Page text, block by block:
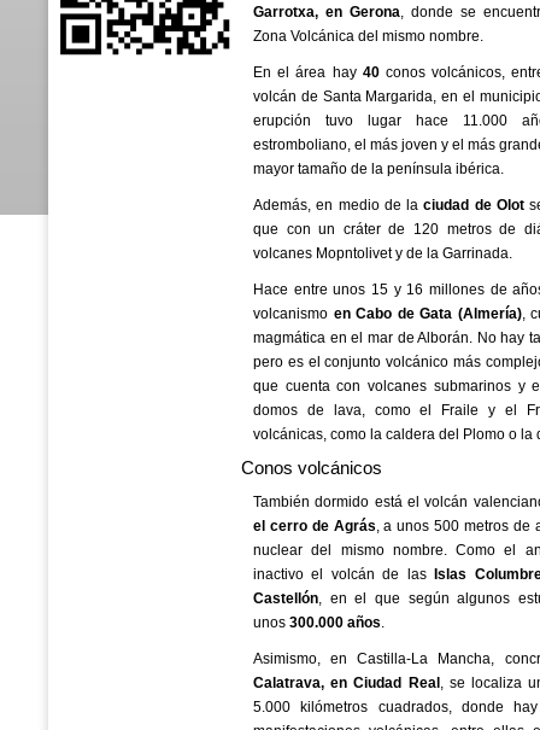
Garrotxa, en Gerona, donde se
Zona Volcánica del mismo nombre.
En el área hay 40conos volcánicos,
volcán de Santa Margarida, en el
erupción tuvo lugar hace 11.000
estromboliano, el más joven y el más
mayor tamaño de la península ibérica.
Además, en medio de laciudad de Olot
que con un cráter de 120 metros de
volcanes Mopntolivet y de la Garrinada.
Hace entre unos 15 y 16 millones de
volcanismo en Cabo de Gata (Almería),
magmática en el mar de Alborán. No hay
pero es el conjunto volcánico más
que cuenta con volcanes submarinos y
domos de lava, como el Fraile y el
volcánicas, como la caldera del Plomo o la
Conos volcánicos
También dormido está el volcán
el cerro de Agrás, a unos 500 metros de
nuclear del mismo nombre. Como el
inactivo el volcán de las
Islas
Castellón, en el que según algunos
unos 300.000 años.
Asimismo, en Castilla-La Mancha,
Calatrava, en Ciudad Real , se localiza
5.000 kilómetros cuadrados, donde